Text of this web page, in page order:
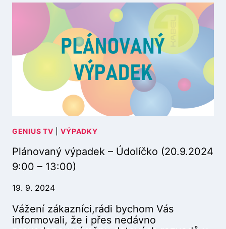
O
,
P
E
E
R
K
Á
1
6
(
1
V
Ě
T
R
N
Á
V
Z
T
I
Í
(
2
1
1
N
O
V
A
N
V
Ý
P
E
–
S
B
GENIUS TV |VÝPADKY
Plánovaný výpadek – Údolíčko (20.9.2024
9:00 – 13:00)
19. 9. 2024
Vážení zákazníci,rádi bychom Vás
informovali, že i přes nedávno